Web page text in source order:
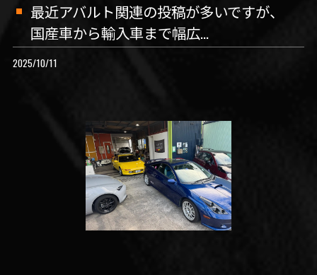
最近アバルト関連の投稿が多いですが、
国産車から輸入車まで幅広...
2025/10/11